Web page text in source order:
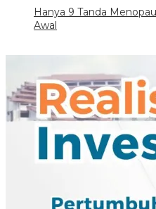
Hanya 9 Tanda
Awal